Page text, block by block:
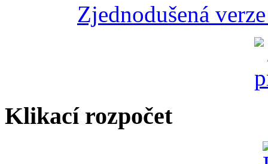
Zjednodušená
Klikací rozpočet